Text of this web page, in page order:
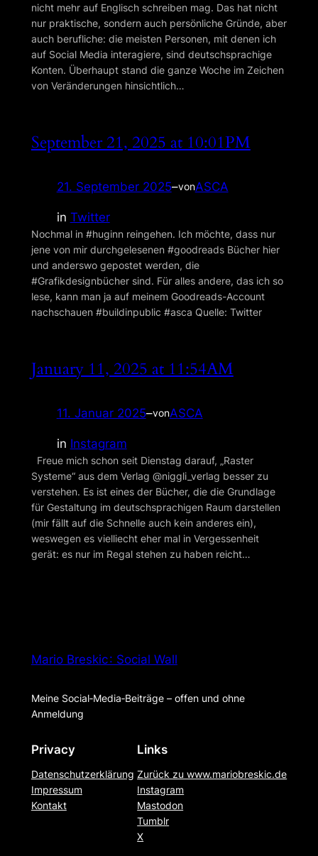
nicht mehr auf Englisch schreiben mag. Das hat nicht
nur praktische, sondern auch persönliche Gründe, aber
auch berufliche: die meisten Personen, mit denen ich
auf Social Media interagiere, sind deutsch­sprachige
Konten. Überhaupt stand die ganze Woche im Zeichen
von Ver­änderungen hinsichtlich…
September 21, 2025 at 10:01PM
21. September 2025–vonASCA
in Twitter
Nochmal in #huginn reingehen. Ich möchte, dass nur
jene von mir durchgelesenen #goodreads Bücher hier
und anderswo gepostet werden, die
#Grafikdesignbücher sind. Für alles andere, das ich so
lese, kann man ja auf meinem Goodreads-Account
nachschauen #buildinpublic #asca Quelle: Twitter
January 11, 2025 at 11:54AM
11. Januar 2025–vonASCA
in Instagram
Freue mich schon seit Dienstag darauf, „Raster
Systeme“ aus dem Verlag @niggli_verlag besser zu
verstehen. Es ist eines der Bücher, die die Grundlage
für Gestaltung im deutschsprachigen Raum darstellen
(mir fällt auf die Schnelle auch kein anderes ein),
weswegen es vielliecht eher mal in Vergessenheit
gerät: es nur im Regal stehen zu haben reicht…
Mario Breskic : Social Wall
Meine Social‑Media‑Beiträge – offen und ohne
Anmeldung
Privacy
Datenschutzerklärung
Impressum
Kontakt
Links
Zurück zu www.mariobreskic.de
Instagram
Mastodon
Tumblr
X